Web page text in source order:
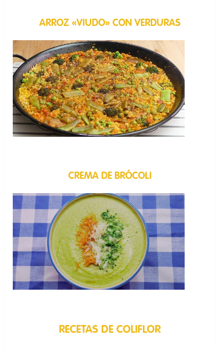
ARROZ «VIUDO» CON VERDURAS
CREMA DE BRÓCOLI
RECETAS DE COLIFLOR